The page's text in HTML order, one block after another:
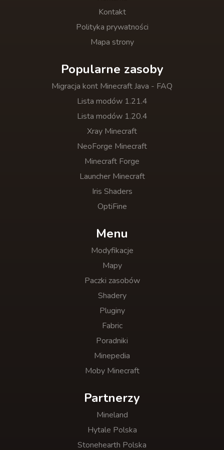
Kontakt
Polityka prywatności
Mapa strony
Popularne zasoby
Migracja kont Minecraft Java - FAQ
Lista modów 1.21.4
Lista modów 1.20.4
Xray Minecraft
NeoForge Minecraft
Minecraft Forge
Launcher Minecraft
Iris Shaders
OptiFine
Menu
Modyfikacje
Mapy
Paczki zasobów
Shadery
Pluginy
Fabric
Poradniki
Minepedia
Moby Minecraft
Partnerzy
Mineland
Hytale Polska
Stonehearth Polska